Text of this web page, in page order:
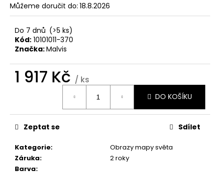
Můžeme doručit do: 18.8.2026
Do 7 dnů (>5 ks)
Kód: 10101011-370
Značka:Malvis
1 917 Kč / ks
DO KOŠÍKU
Kategorie:
Obrazy mapy světa
Záruka:
2 roky
Barva:
Zeptat se Sdílet
u
č
u
e
m
e
INDUSTRIÁLNÍ
599
Kč